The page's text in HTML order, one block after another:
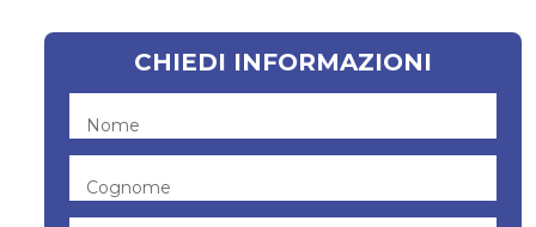
CHIEDI INFORMAZIONI
Nome
Cognome